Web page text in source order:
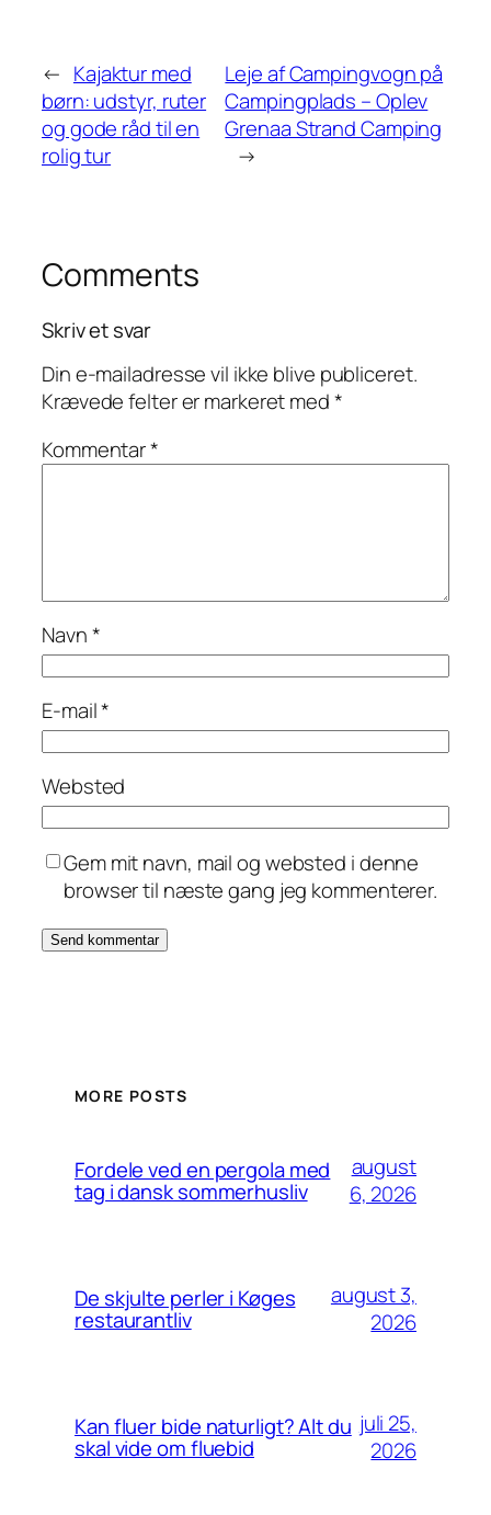
← Kajaktur med
børn: udstyr, ruter
og gode råd til en
rolig tur
Leje af Campingvogn på
Campingplads – Oplev
Grenaa Strand Camping
→
Comments
Skriv et svar
Din e-mailadresse vil ikke blive publiceret.
Krævede felter er markeret med*
Kommentar*
Navn*
E-mail*
Websted
Gem mit navn, mail og websted i denne
browser til næste gang jeg kommenterer.
MORE POSTS
Fordele ved en pergola med
tag i dansk sommerhusliv
august
6, 2026
De skjulte perler i Køges
restaurantliv
august 3,
2026
Kan fluer bide naturligt? Alt du
skal vide om fluebid
juli 25,
2026